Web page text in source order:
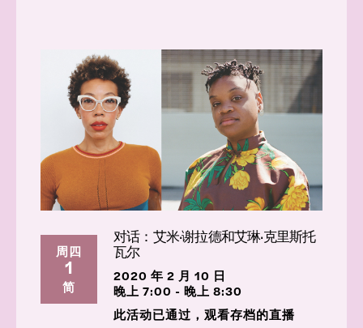
周四
1
简
对话：艾米·谢拉德和艾琳·克里斯托
瓦尔
2020 年 2 月 10 日
晚上 7:00 - 晚上 8:30
此活动已通过，观看存档的直播